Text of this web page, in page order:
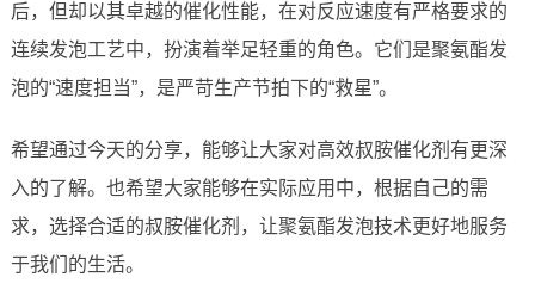
后，但却以其卓越的催化性能，在对反应速度有严格要求的
连续发泡工艺中，扮演着举足轻重的角色。它们是聚氨酯发
泡的“速度担当”，是严苛生产节拍下的“救星”。
希望通过今天的分享，能够让大家对高效叔胺催化剂有更深
入的了解。也希望大家能够在实际应用中，根据自己的需
求，选择合适的叔胺催化剂，让聚氨酯发泡技术更好地服务
于我们的生活。